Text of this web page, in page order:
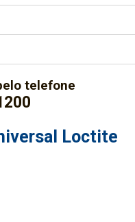
telefone
Loctite